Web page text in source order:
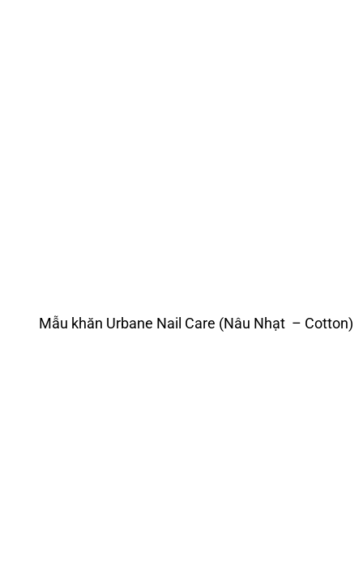
Mẫu khăn Urbane Nail Care (Nâu Nhạt – Cotton)